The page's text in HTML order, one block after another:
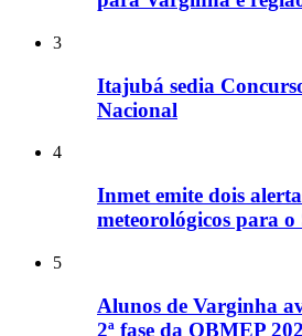
3
Itajubá sedia
Nacional
4
Inmet emite dois
meteorológicos para
5
Alunos de Varginha
2ª fase da OBMEP